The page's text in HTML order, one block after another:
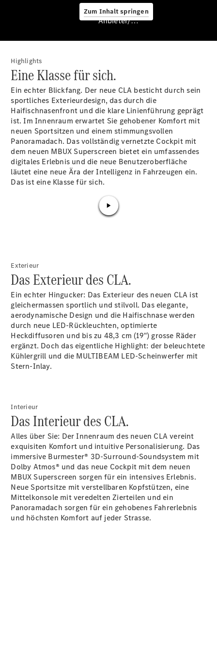
Zum Inhalt springen
Service &
Servicetermin
buchen
Digitale
Extras
Unterwegs
laden
Pannen- &
Unfallhilfe
Ersatzteile
Accessories
Digitale
Broschüre
Fahrzeugzubehör
Anbieter/Datenschutz
Highlights
Eine Klasse für sich.
Ein echter Blickfang. Der neue CLA besticht durch sein
sportliches Exterieurdesign, das durch die
Haifischnasenfront und die klare Linienführung geprägt
ist. Im Innenraum erwartet Sie gehobener Komfort mit
neuen Sportsitzen und einem stimmungsvollen
Panoramadach. Das vollständig vernetzte Cockpit mit
dem neuen MBUX Superscreen bietet ein umfassendes
digitales Erlebnis und die neue Benutzeroberfläche
läutet eine neue Ära der Intelligenz in Fahrzeugen ein.
Das ist eine Klasse für sich.
Exterieur
Das Exterieur des CLA.
Ein echter Hingucker: Das Exterieur des neuen CLA ist
gleichermassen sportlich und stilvoll. Das elegante,
aerodynamische Design und die Haifischnase werden
durch neue LED-Rückleuchten, optimierte
Heckdiffusoren und bis zu 48,3 cm (19") grosse Räder
ergänzt. Doch das eigentliche Highlight: der beleuchtete
Kühlergrill und die MULTIBEAM LED-Scheinwerfer mit
Stern-Inlay.
Interieur
Das Interieur des CLA.
Alles über Sie: Der Innenraum des neuen CLA vereint
exquisiten Komfort und intuitive Personalisierung. Das
immersive Burmester® 3D-Surround-Soundsystem mit
Dolby Atmos® und das neue Cockpit mit dem neuen
MBUX Superscreen sorgen für ein intensives Erlebnis.
Neue Sportsitze mit verstellbaren Kopfstützen, eine
Mittelkonsole mit veredelten Zierteilen und ein
Panoramadach sorgen für ein gehobenes Fahrerlebnis
und höchsten Komfort auf jeder Strasse.